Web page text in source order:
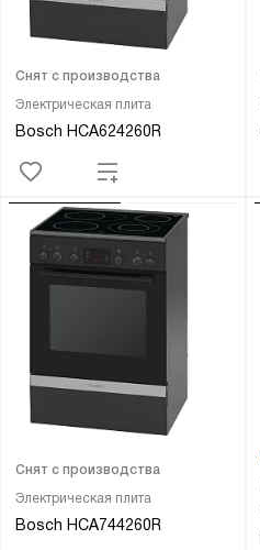
Электрическая плита
Bosch HCA624260R
Снят с производства
Электрическая плита
Bosch HCA744260R
Снят с производства